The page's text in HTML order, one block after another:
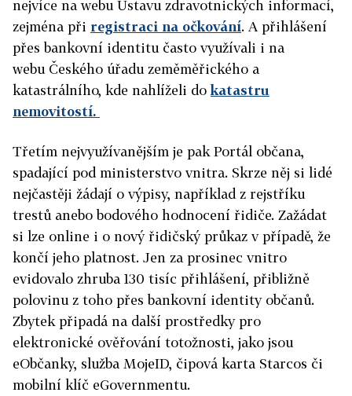
nejvíce na webu Ústavu zdravotnických informací,
zejména při registraci na očkování. A přihlášení
přes bankovní identitu často využívali i na
webu Českého úřadu zeměměřického a
katastrálního, kde nahlíželi dokatastru
nemovitostí.
Třetím nejvyužívanějším je pak Portál občana,
spadající pod ministerstvo vnitra. Skrze něj si lidé
nejčastěji žádají o výpisy, například z rejstříku
trestů anebo bodového hodnocení řidiče. Zažádat
si lze online i o nový řidičský průkaz v případě, že
končí jeho platnost. Jen za prosinec vnitro
evidovalo zhruba 130 tisíc přihlášení, přibližně
polovinu z toho přes bankovní identity občanů.
Zbytek připadá na další prostředky pro
elektronické ověřování totožnosti, jako jsou
eObčanky, služba MojeID, čipová karta Starcos či
mobilní klíč eGovernmentu.